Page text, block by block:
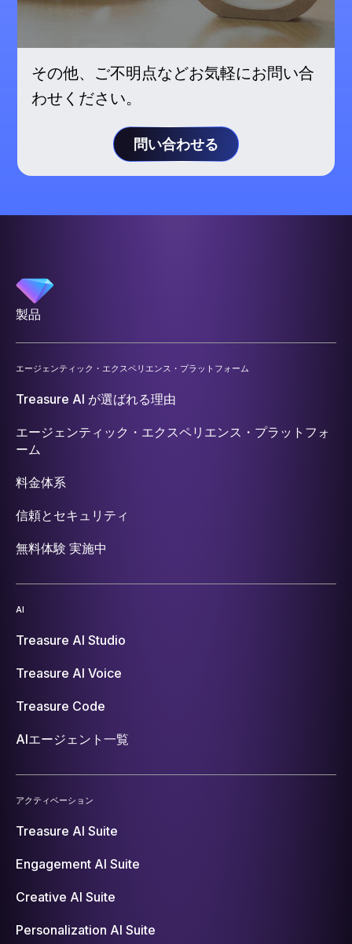
その他、ご不明点などお気軽にお問い合
わせください。
問い合わせる
製品
エージェンティック・エクスペリエンス・プラットフォーム
Treasure AI が選ばれる理由
エージェンティック・エクスペリエンス・プラットフォ
ーム
料金体系
信頼とセキュリティ
無料体験 実施中
AI
Treasure AI Studio
Treasure AI Voice
Treasure Code
AIエージェント一覧
アクティベーション
Treasure AI Suite
Engagement AI Suite
Creative AI Suite
Personalization AI Suite